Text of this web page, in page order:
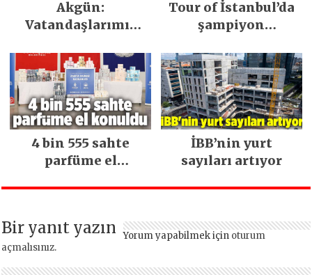
Akgün:
Vatandaşlarımız
gereğini yaptık!
Tour of İstanbul’da
şampiyon
4 bin 555 sahte
parfüme el
İBB’nin yurt
sayıları artıyor
Bir yanıt yazın Yorum yapabilmek için oturum
açmalısınız.